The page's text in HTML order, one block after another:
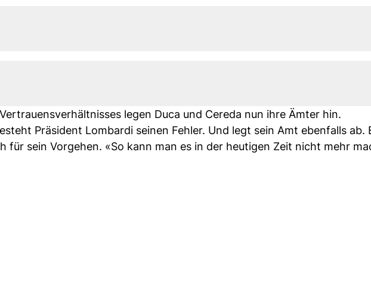
legen Duca und Cereda nun ihre Ämter hin.
Präsident Lombardi seinen Fehler. Und legt sein Amt ebenfalls ab.
für sein Vorgehen. «So kann man es in der heutigen Zeit nicht mehr